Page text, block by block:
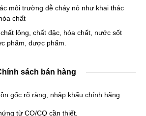
môi trường dễ cháy nỏ như khai thác
chất
lỏng, chất đặc, hóa chất, nước sốt
phẩm, dược phẩm.
sách bán hàng
gốc rõ ràng, nhập khẩu chính hãng.
từ CO/CQ cần thiết.